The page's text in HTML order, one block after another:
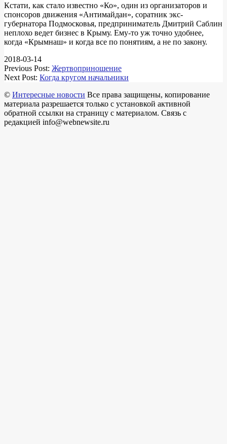
Кстати, как стало известно «Ко», один из организаторов и
спонсоров движения «Антимайдан», соратник экс-
губернатора Подмосковья, предприниматель Дмитрий Саблин
неплохо ведет бизнес в Крыму. Ему-то уж точно удобнее,
когда «Крымнаш» и когда все по понятиям, а не по закону.
2018-03-14
Previous Post: Жертвоприношение
Next Post: Когда кругом начальники
© Интересные новости Все права защищены, копирование
материала разрешается только с установкой активной
обратной ссылки на страницу с материалом. Связь с
редакцией info@webnewsite.ru